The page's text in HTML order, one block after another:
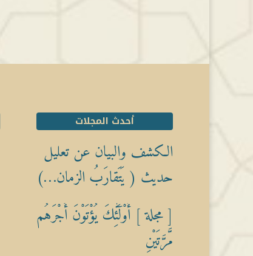
أحدث المجلات
الكشف والبيان عن تعليل
حديث ( يَتَقارَبُ الزمان…)
[ مجلة ] أُوْلَٰٓئِكَ يُؤْتَوْنَ أَجْرَهُم
مَّرَّتَيْنِ